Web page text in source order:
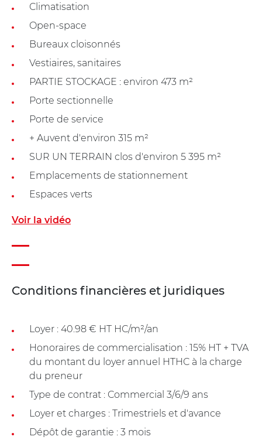
Climatisation
Open-space
Bureaux cloisonnés
Vestiaires, sanitaires
PARTIE STOCKAGE : environ 473 m²
Porte sectionnelle
Porte de service
+ Auvent d'environ 315 m²
SUR UN TERRAIN clos d'environ 5 395 m²
Emplacements de stationnement
Espaces verts
Voir la vidéo
Conditions financières et juridiques
Loyer : 40.98 € HT HC/m²/an
Honoraires de commercialisation : 15% HT + TVA
du montant du loyer annuel HTHC à la charge
du preneur
Type de contrat : Commercial 3/6/9 ans
Loyer et charges : Trimestriels et d'avance
Dépôt de garantie : 3 mois